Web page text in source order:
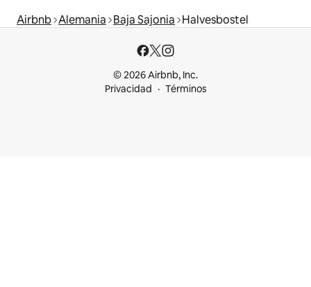
Airbnb Alemania Baja Sajonia Halvesbostel
© 2026 Airbnb, Inc.
Privacidad
Términos